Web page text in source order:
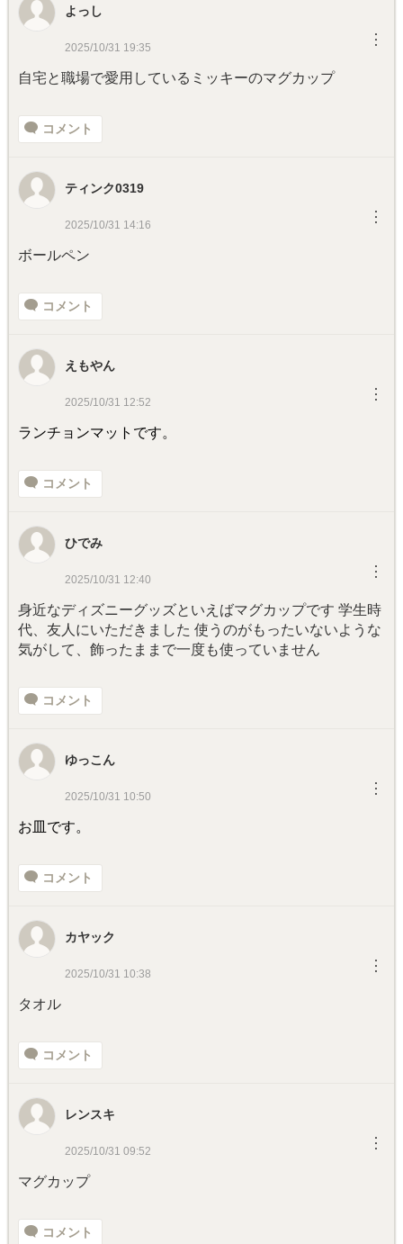
よっし
2025/10/31 19:35 ︙
自宅と職場で愛用しているミッキーのマグカップ
コメント
ティンク0319
2025/10/31 14:16 ︙
ボールペン
コメント
えもやん
2025/10/31 12:52 ︙
ランチョンマットです。
コメント
ひでみ
2025/10/31 12:40 ︙
身近なディズニーグッズといえばマグカップです 学生時
代、友人にいただきました 使うのがもったいないような
気がして、飾ったままで一度も使っていません
コメント
ゆっこん
2025/10/31 10:50 ︙
お皿です。
コメント
カヤック
2025/10/31 10:38 ︙
タオル
コメント
レンスキ
2025/10/31 09:52 ︙
マグカップ
コメント